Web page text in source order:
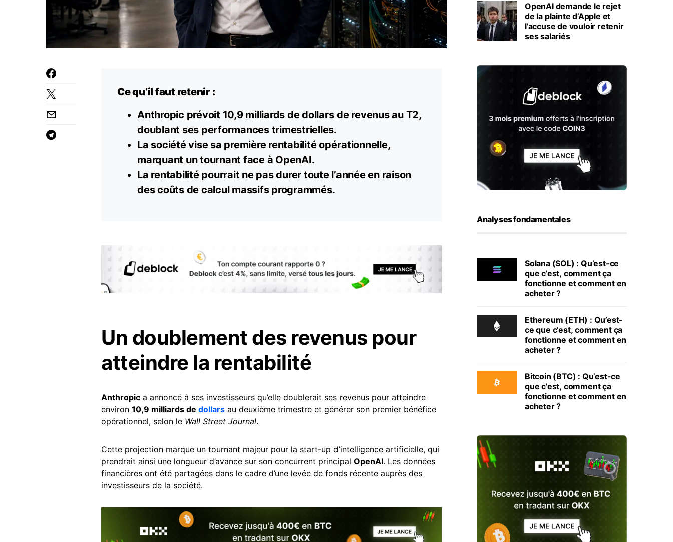
Ce qu’il faut retenir :
Anthropic prévoit 10,9 milliards de dollars de revenus au T2,
doublant ses performances trimestrielles.
La société vise sa première rentabilité opérationnelle,
marquant un tournant face à OpenAI.
La rentabilité pourrait ne pas durer toute l’année en raison
des coûts de calcul massifs programmés.
Un doublement des revenus pour
atteindre la rentabilité
Anthropic a annoncé à ses investisseurs qu’elle doublerait ses revenus pour atteindre
environ 10,9 milliards de dollars au deuxième trimestre et générer son premier bénéfice
opérationnel, selon le Wall Street Journal.
Cette projection marque un tournant majeur pour la start-up d’intelligence artificielle, qui
prendrait ainsi une longueur d’avance sur son concurrent principal OpenAI. Les données
financières ont été partagées dans le cadre d’une levée de fonds récente auprès des
investisseurs de la société.
OpenAI demande le rejet
de la plainte d’Apple et
l’accuse de vouloir retenir
ses salariés
Analyses fondamentales
Solana (SOL) : Qu’est-ce
que c’est, comment ça
fonctionne et comment en
acheter ?
Ethereum (ETH) : Qu’est-
ce que c’est, comment ça
fonctionne et comment en
acheter ?
Bitcoin (BTC) : Qu’est-ce
que c’est, comment ça
fonctionne et comment en
acheter ?